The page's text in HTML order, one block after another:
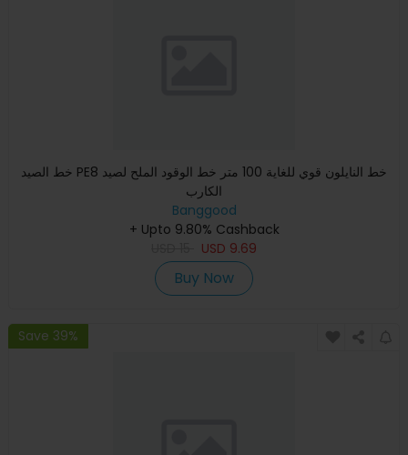
خط الصيد PE8 خط النايلون قوي للغاية 100 متر خط الوقود الملح لصيد
الكارب
Banggood
+ Upto 9.80% Cashback
USD 9.69
Buy Now
Save 39%